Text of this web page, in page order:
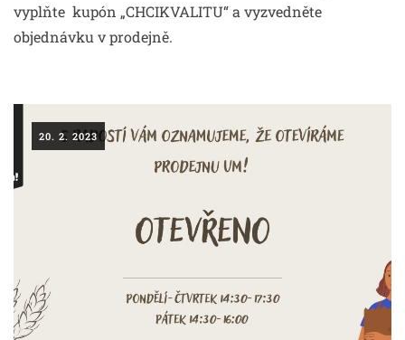
vyplňte kupón „CHCIKVALITU“ a vyzvedněte
objednávku v prodejně.
20. 2. 2023